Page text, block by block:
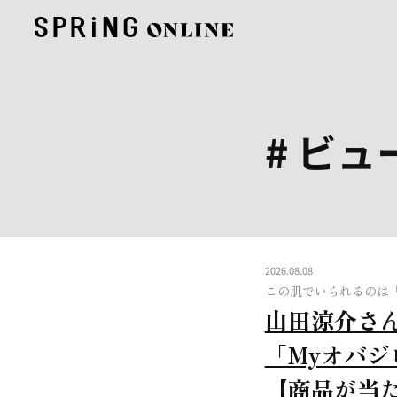
# ビュ
2026.08.08
この肌でいられるのは
山田涼介さ
「Myオバ
【商品が当